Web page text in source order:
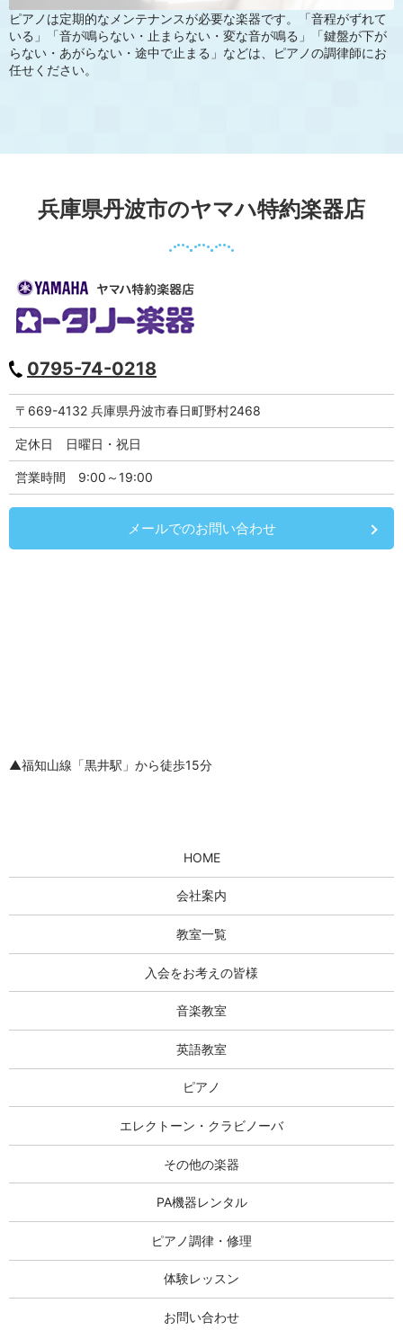
ピアノは定期的なメンテナンスが必要な楽器です。「音程がずれて
いる」「音が鳴らない・止まらない・変な音が鳴る」「鍵盤が下が
らない・あがらない・途中で止まる」などは、ピアノの調律師にお
任せください。
兵庫県丹波市のヤマハ特約楽器店
0795-74-0218
〒669-4132 兵庫県丹波市春日町野村2468
定休日 日曜日・祝日
営業時間 9:00～19:00
メールでのお問い合わせ
▲福知山線「黒井駅」から徒歩15分
HOME
会社案内
教室一覧
入会をお考えの皆様
音楽教室
英語教室
ピアノ
エレクトーン・クラビノーバ
その他の楽器
PA機器レンタル
ピアノ調律・修理
体験レッスン
お問い合わせ